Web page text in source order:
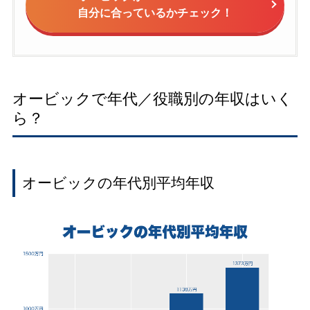
自分に合っているかチェック！
オービックで年代／役職別の年収はいく
ら？
オービックの年代別平均年収